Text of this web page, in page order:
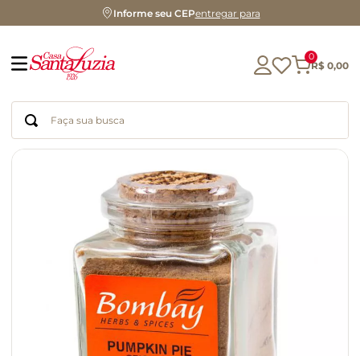
Informe seu CEPentregar para
0
R$ 0,00
Faça sua busca